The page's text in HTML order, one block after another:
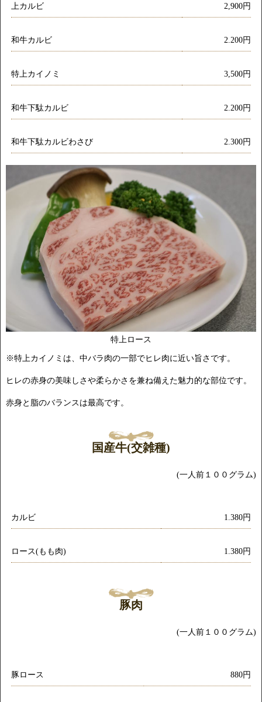
上カルビ 2,900円
和牛カルビ 2.200円
特上カイノミ 3,500円
和牛下駄カルビ 2.200円
和牛下駄カルビわさび 2.300円
特上ロース
※特上カイノミは、中バラ肉の一部でヒレ肉に近い旨さです。
ヒレの赤身の美味しさや柔らかさを兼ね備えた魅力的な部位です。
赤身と脂のバランスは最高です。
国産牛(交雑種)
(一人前１００グラム)
カルビ 1.380円
ロース(もも肉) 1.380円
豚肉
(一人前１００グラム)
豚ロース 880円